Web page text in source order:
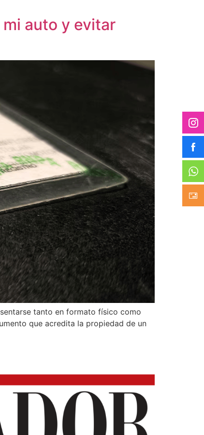
auto y evitar
tanto en formato físico como
que acredita la propiedad de un